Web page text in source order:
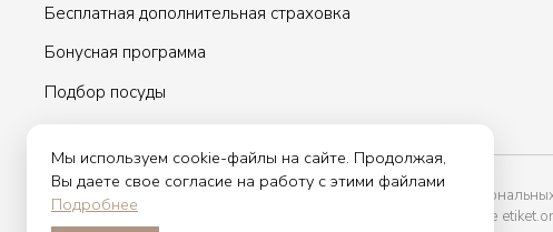
Бесплатная дополнительная страховка
Бонусная программа
Подбор посуды
Вы принимаете условия политики в отношении обработки
оставляете свои данные в любой форме обратной связи на сайте
Мы используем cookie-файлы на сайте. Продолжая,
Вы даете свое согласие на работу с этими файлами
Подробнее